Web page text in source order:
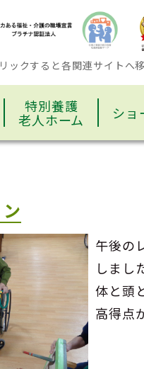
ックすると各関連サイトへ
特別養護
老人ホーム ショ
午後の
しまし
体と頭
高得点